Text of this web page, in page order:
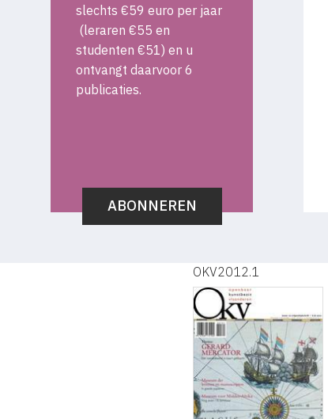
slechts €59 euro per jaar
(leraren €55 en
studenten €51) en u
ontvangt daarvoor 6
publicaties.
ABONNEREN
OKV2012.1